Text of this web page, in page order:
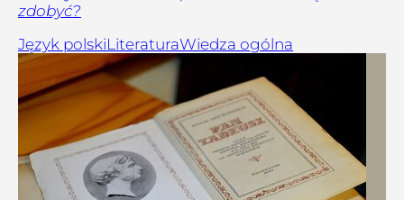
zdobyć?
Język polskiLiteraturaWiedza ogólna